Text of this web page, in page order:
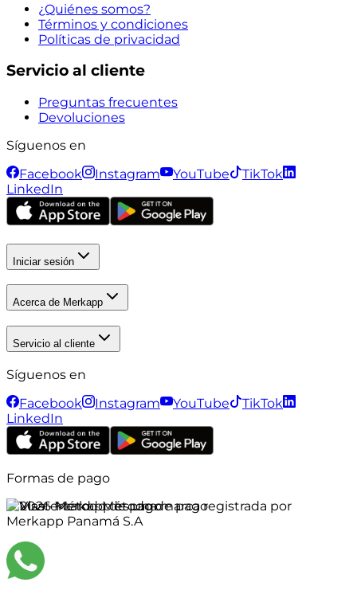
¿Quiénes somos?
Términos y condiciones
Políticas de privacidad
Servicio al cliente
Preguntas frecuentes
Devoluciones
Síguenos en
Facebook
Instagram YouTube
TikTok
LinkedIn
Iniciar sesión
Acerca de Merkapp
Servicio al cliente
Síguenos en
Facebook
Instagram YouTube
TikTok
LinkedIn
Formas de pago
©2026Merkapp es una marca registrada por
Merkapp Panamá S.A